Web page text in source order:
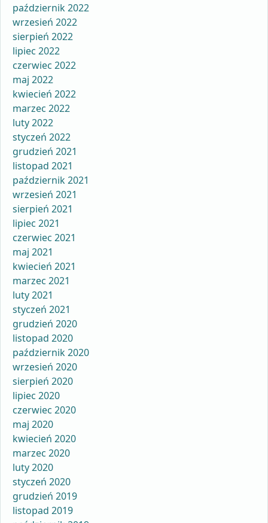
październik 2022
wrzesień 2022
sierpień 2022
lipiec 2022
czerwiec 2022
maj 2022
kwiecień 2022
marzec 2022
luty 2022
styczeń 2022
grudzień 2021
listopad 2021
październik 2021
wrzesień 2021
sierpień 2021
lipiec 2021
czerwiec 2021
maj 2021
kwiecień 2021
marzec 2021
luty 2021
styczeń 2021
grudzień 2020
listopad 2020
październik 2020
wrzesień 2020
sierpień 2020
lipiec 2020
czerwiec 2020
maj 2020
kwiecień 2020
marzec 2020
luty 2020
styczeń 2020
grudzień 2019
listopad 2019